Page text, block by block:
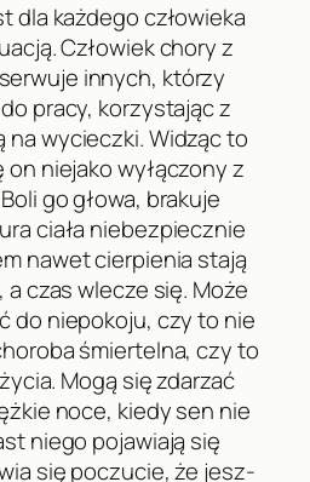
dla każdego człowieka
Człowiek chory z
innych, którzy
pracy, korzystając z
na wycieczki. Widząc to
niejako wyłączony z
go głowa, brakuje
ciała niebezpiecznie
nawet cierpienia stają
czas wlecze się. Może
do niepokoju, czy to nie
śmiertelna, czy to
Mogą się zdarzać
noce, kiedy sen nie
niego pojawiają się
się poczucie, że jesz-